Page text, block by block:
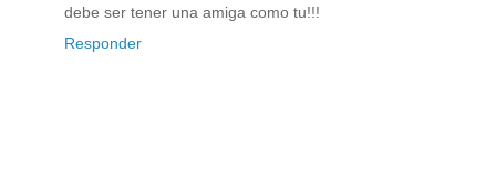
debe ser tener una amiga como tu!!!
Responder